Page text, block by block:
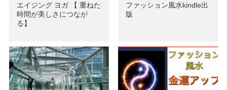
エイジング ヨガ 【 重ねた
時間が美しさにつなが
る】
ファッション風水kindle出
版